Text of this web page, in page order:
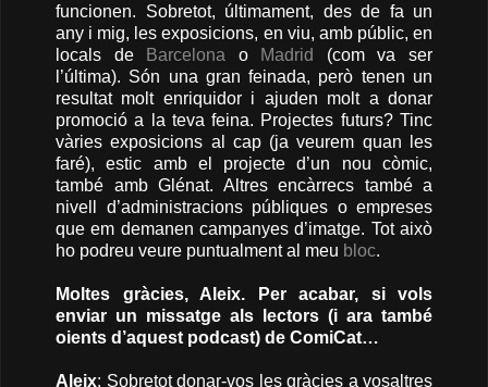
funcionen. Sobretot, últimament, des de fa un
any i mig, les exposicions, en viu, amb públic, en
locals de
Barcelona o Madrid
(com va ser
l’última). Són una gran feinada, però tenen un
resultat molt enriquidor i ajuden molt a donar
promoció a la teva feina. Projectes futurs? Tinc
vàries exposicions al cap (ja veurem quan les
faré), estic amb el projecte d’un nou còmic,
també amb Glénat. Altres encàrrecs també a
nivell d’administracions públiques o empreses
que em demanen campanyes d’imatge. Tot això
ho podreu veure puntualment al meu bloc.
Moltes gràcies, Aleix. Per acabar, si vols
enviar un missatge als lectors (i ara també
oients d’aquest podcast) de ComiCat…
Aleix: Sobretot donar-vos les gràcies a vosaltres